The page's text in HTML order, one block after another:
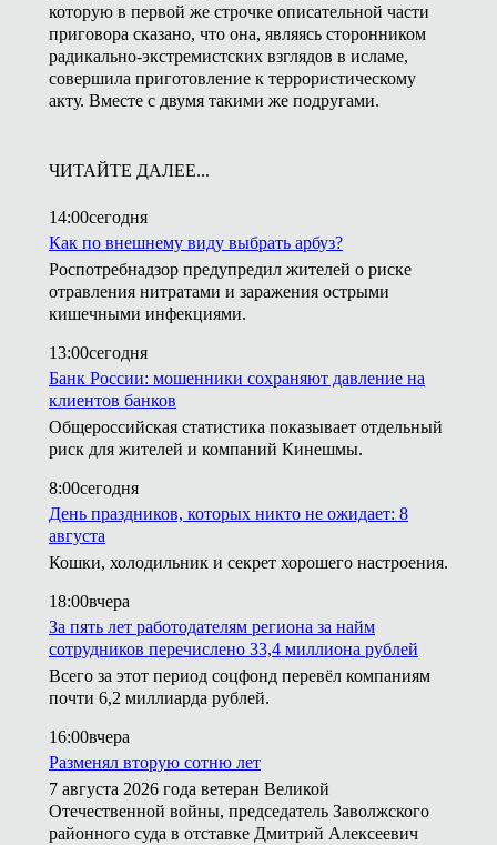
которую в первой же строчке описательной части
приговора сказано, что она, являясь сторонником
радикально-экстремистских взглядов в исламе,
совершила приготовление к террористическому
акту. Вместе с двумя такими же подругами.
ЧИТАЙТЕ ДАЛЕЕ...
14:00сегодня
Как по внешнему виду выбрать арбуз?
Роспотребнадзор предупредил жителей о риске
отравления нитратами и заражения острыми
кишечными инфекциями.
13:00сегодня
Банк России: мошенники сохраняют давление на
клиентов банков
Общероссийская статистика показывает отдельный
риск для жителей и компаний Кинешмы.
8:00сегодня
День праздников, которых никто не ожидает: 8
августа
Кошки, холодильник и секрет хорошего настроения.
18:00вчера
За пять лет работодателям региона за найм
сотрудников перечислено 33,4 миллиона рублей
Всего за этот период соцфонд перевёл компаниям
почти 6,2 миллиарда рублей.
16:00вчера
Разменял вторую сотню лет
7 августа 2026 года ветеран Великой
Отечественной войны, председатель Заволжского
районного суда в отставке Дмитрий Алексеевич